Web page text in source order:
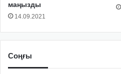
маңызды
14.09.2021
Соңғы